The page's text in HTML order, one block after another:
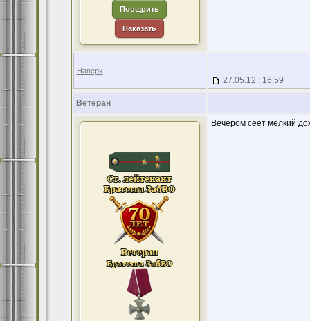
Поощрить
Наказать
Наверх
27.05.12 : 16:59
Ветеран
Вечером сеет мелкий